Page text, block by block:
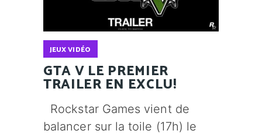
JEUX VIDÉO
GTA V LE PREMIER
TRAILER EN EXCLU!
Rockstar Games vient de
balancer sur la toile (17h) le